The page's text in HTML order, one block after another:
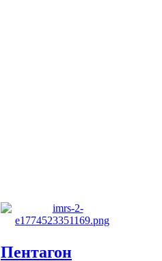
Пентагон